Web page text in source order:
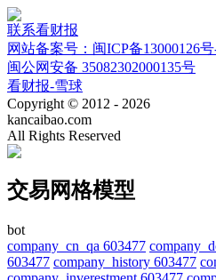
联系看财报
网站备案号：闽ICP备13000126号
闽公网安备 35082302000135号
看财报-雪球
Copyright © 2012 - 2026
kancaibao.com
All Rights Reserved
交易网格模型
bot
company_cn_qa 603477
603477 company_history 603477